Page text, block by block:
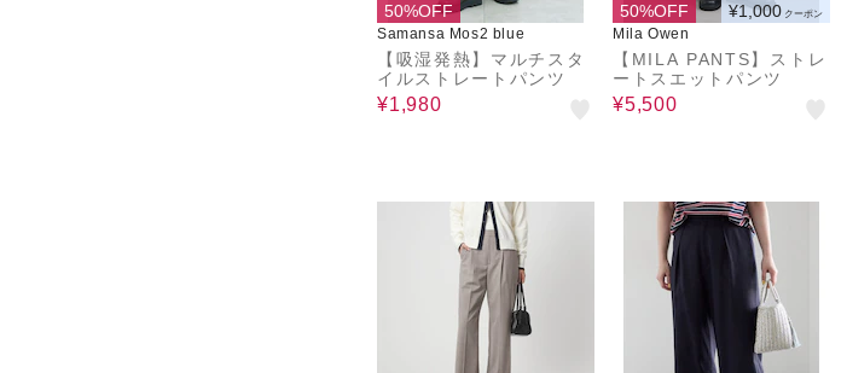
50%OFF
Samansa Mos2 blue
【吸湿発熱】マルチスタ
イルストレートパンツ
¥1,980
50%OFF ¥1,000 クーポン
Mila Owen
【MILA PANTS】ストレ
ートスエットパンツ
¥5,500